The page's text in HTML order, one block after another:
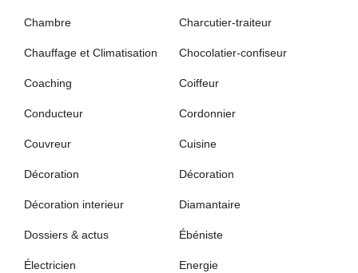
Chambre Charcutier-traiteur
Chauffage et Climatisation Chocolatier-confiseur
Coaching Coiffeur
Conducteur Cordonnier
Couvreur Cuisine
Décoration Décoration
Décoration interieur Diamantaire
Dossiers & actus Ébéniste
Électricien Energie